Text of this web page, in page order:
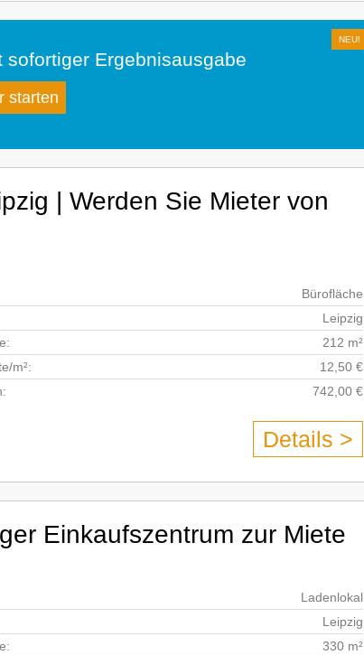
Ergebnisausgabe
starten
| Werden Sie Mieter von
Bürofläche
Leipzig
212 m²
m²:
12,50 €
742,00 €
Details >
Einkaufszentrum zur Miete
Ladenlokal
Leipzig
330 m²